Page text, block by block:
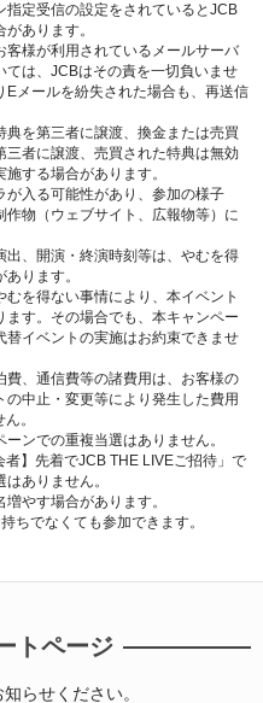
定受信の設定をされているとJCB
あります。
客様が利用されているメールサーバ
は、JCBはその責を一切負いませ
Eメールを紛失された場合も、再送信
を第三者に譲渡、換金または売買
者に譲渡、売買された特典は無効
する場合があります。
が入る可能性があり、参加の様子
物（ウェブサイト、広報物等）に
、開演・終演時刻等は、やむを得
ります。
を得ない事情により、本イベント
す。その場合でも、本キャンペー
替イベントの実施はお約束できませ
費、通信費等の諸費用は、お客様の
中止・変更等により発生した費用
。
ンでの重複当選はありません。
】先着でJCB THE LIVEご招待」で
ありません。
やす場合があります。
ちでなくても参加できます。
トページ
らせください。